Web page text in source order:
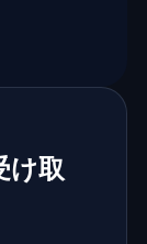
け取